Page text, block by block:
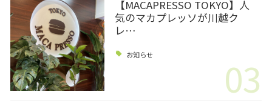
【MACAPRESSO TOKYO】人
気のマカプレッソが川越ク
レ…
お知らせ 03